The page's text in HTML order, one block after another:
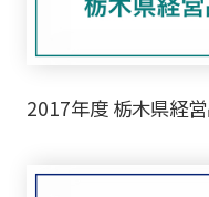
2017年度 栃木県経